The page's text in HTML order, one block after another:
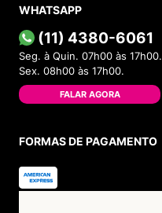
WHATSAPP
(11) 4380-6061
Seg. à Quin. 07h00 às 17h00.
Sex. 08h00 às 17h00.
FALAR AGORA
FORMAS DE PAGAMENTO